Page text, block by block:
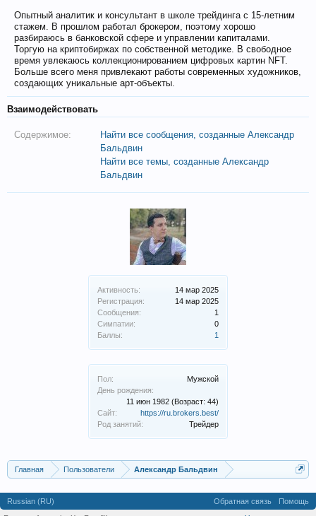
Активность:
14 мар 2025
Регистрация:
14 мар 2025
Сообщения:
1
Симпатии:
0
Баллы:
1
Пол:
Мужской
День рождения:
11 июн 1982 (Возраст: 44)
Сайт:
https://ru.brokers.best/
Род занятий:
Трейдер
Опытный аналитик и консультант в школе трейдинга с 15-летним
стажем. В прошлом работал брокером, поэтому хорошо
разбираюсь в банковской сфере и управлении капиталами.
Торгую на криптобиржах по собственной методике. В свободное
время увлекаюсь коллекционированием цифровых картин NFT.
Больше всего меня привлекают работы современных художников,
создающих уникальные арт-объекты.
Взаимодействовать
Содержимое:
Найти все сообщения, созданные Александр
Бальдвин
Найти все темы, созданные Александр
Бальдвин
Главная Пользователи Александр Бальдвин
Russian (RU) Обратная связь
Помощь